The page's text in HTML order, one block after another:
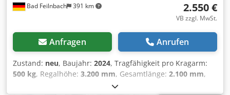
Bad Feilnbach 391 km 2.550 €
VB zzgl. MwSt.
Anfragen Anrufen
Zustand: neu, Baujahr: 2024, Tragfähigkeit pro Kragarm:
500 kg, Regalhöhe: 3.200 mm, Gesamtlänge: 2.100 mm,
, Achsabstand: